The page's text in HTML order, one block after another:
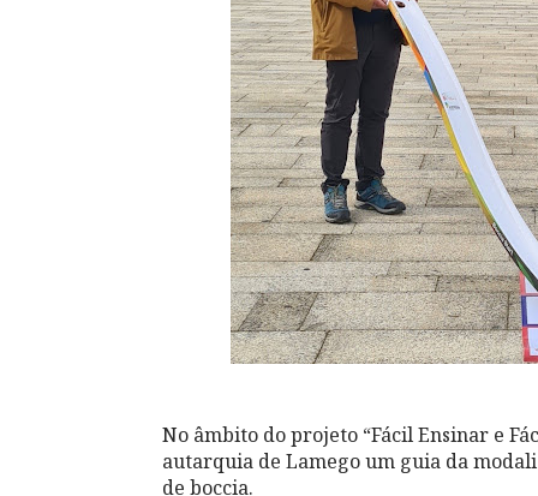
No âmbito do projeto “Fácil Ensinar e
autarquia de Lamego um guia da
de boccia.